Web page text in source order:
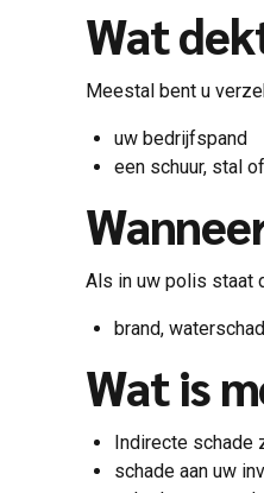
Wat
Meestal bent u
uw bedrijfspand
een schuur, stal
Als in uw polis staat
brand,
Wat is
Indirecte schade
schade aan uw